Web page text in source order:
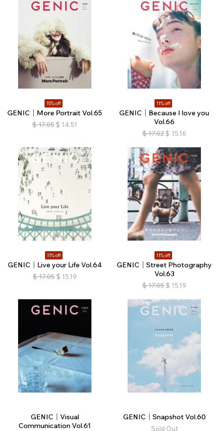
15% off
GENIC｜More Portrait Vol.65
$ 17.05 $ 14.51
11% off
GENIC｜Because I love you
Vol.66
$ 17.02 $ 15.16
11% off
GENIC｜Live your Life Vol.64
$ 17.05 $ 15.19
11% off
GENIC｜Street Photography
Vol.63
$ 17.05 $ 15.19
GENIC｜Visual
Communication Vol.61
GENIC｜Snapshot Vol.60
Sold Out